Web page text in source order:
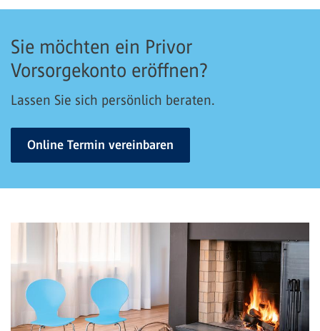
Sie möchten ein Privor
Vorsorgekonto eröffnen?
Lassen Sie sich persönlich beraten.
Online Termin vereinbaren